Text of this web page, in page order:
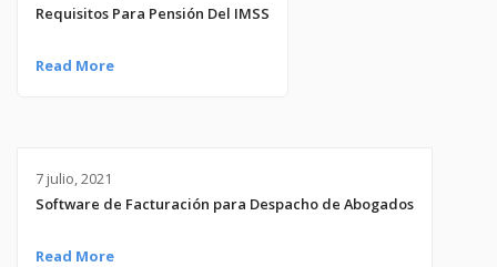
Requisitos Para Pensión Del IMSS
Read More
7 julio, 2021
Software de Facturación para Despacho de Abogados
Read More